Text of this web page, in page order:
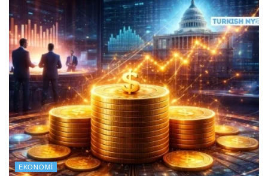
EKONOMI